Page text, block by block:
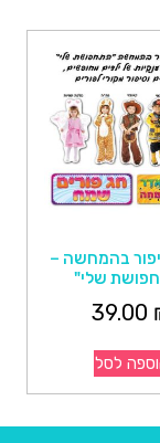
בהמחשה –
שלי"
39.00
לסל